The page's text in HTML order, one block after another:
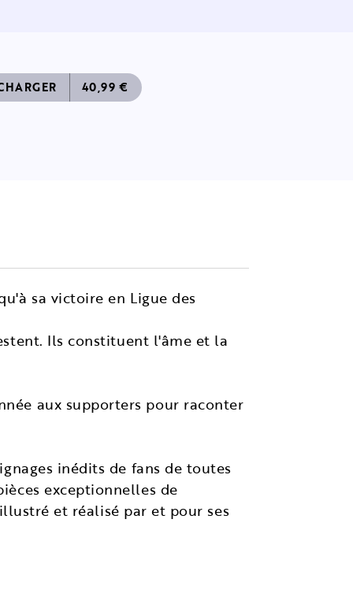
40,99 €
sa victoire en Ligue des
Ils constituent l'âme et la
aux supporters pour raconter
inédits de fans de toutes
exceptionnelles de
et réalisé par et pour ses